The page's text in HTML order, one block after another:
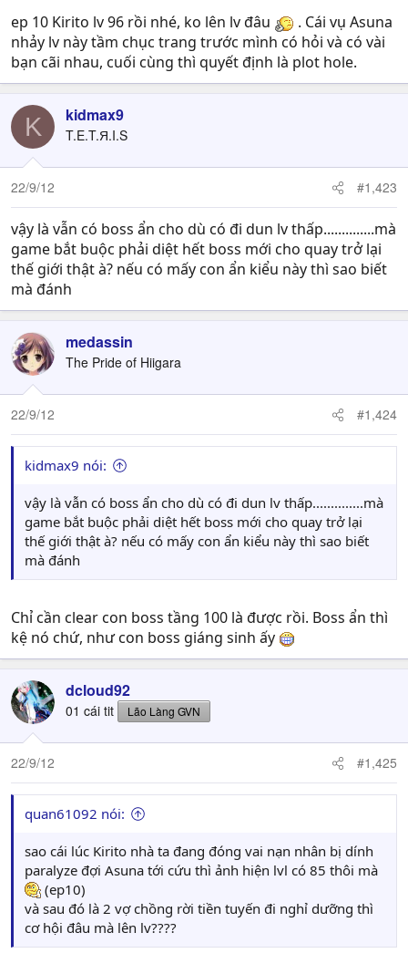
ep 10 Kirito lv 96 rồi nhé, ko lên lv đâu
. Cái vụ Asuna
nhảy lv này tầm chục trang trước mình có hỏi và có vài
bạn cãi nhau, cuối cùng thì quyết định là plot hole.
K kidmax9
T.E.T.Я.I.S
22/9/12 #1,423
vậy là vẫn có boss ẩn cho dù có đi dun lv thấp..............mà
game bắt buộc phải diệt hết boss mới cho quay trở lại
thế giới thật à? nếu có mấy con ẩn kiểu này thì sao biết
mà đánh
medassin
The Pride of Hiigara
22/9/12 #1,424
kidmax9 nói:
vậy là vẫn có boss ẩn cho dù có đi dun lv thấp..............mà
game bắt buộc phải diệt hết boss mới cho quay trở lại
thế giới thật à? nếu có mấy con ẩn kiểu này thì sao biết
mà đánh
Chỉ cần clear con boss tầng 100 là được rồi. Boss ẩn thì
kệ nó chứ, như con boss giáng sinh ấy
dcloud92
01 cái tit Lão Làng GVN
22/9/12 #1,425
quan61092 nói:
sao cái lúc Kirito nhà ta đang đóng vai nạn nhân bị dính
paralyze đợi Asuna tới cứu thì ảnh hiện lvl có 85 thôi mà
(ep10)
và sau đó là 2 vợ chồng rời tiền tuyến đi nghỉ dưỡng thì
cơ hội đâu mà lên lv????